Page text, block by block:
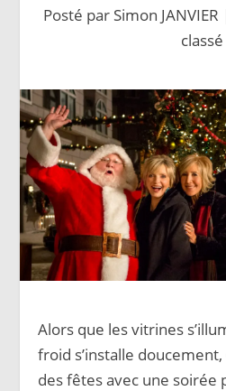
Posté par Simon JANVIER
classé
Alors que les vitrines
froid s’installe doucement,
des fêtes avec une soirée